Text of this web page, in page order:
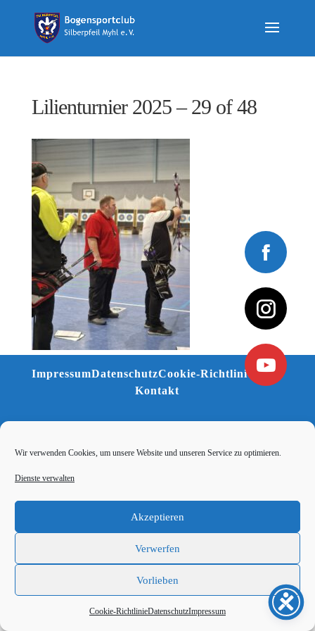
Wir verwenden Cookies, um unsere Website und unseren Service zu optimieren.
Dienste verwalten
Akzeptieren
Verwerfen
Vorlieben
Cookie-RichtlinieDatenschutzImpressum
Lilienturnier 2025 – 29 of 48
ImpressumDatenschutzCookie-Richtlinie (EU)
Kontakt